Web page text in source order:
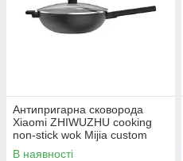
Антипригарна сковорода
Xiaomi ZHIWUZHU cooking
non-stick wok Mijia custom
В наявності